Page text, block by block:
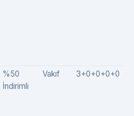
%50
İndirimli
Vakıf 3+0+0+0+0